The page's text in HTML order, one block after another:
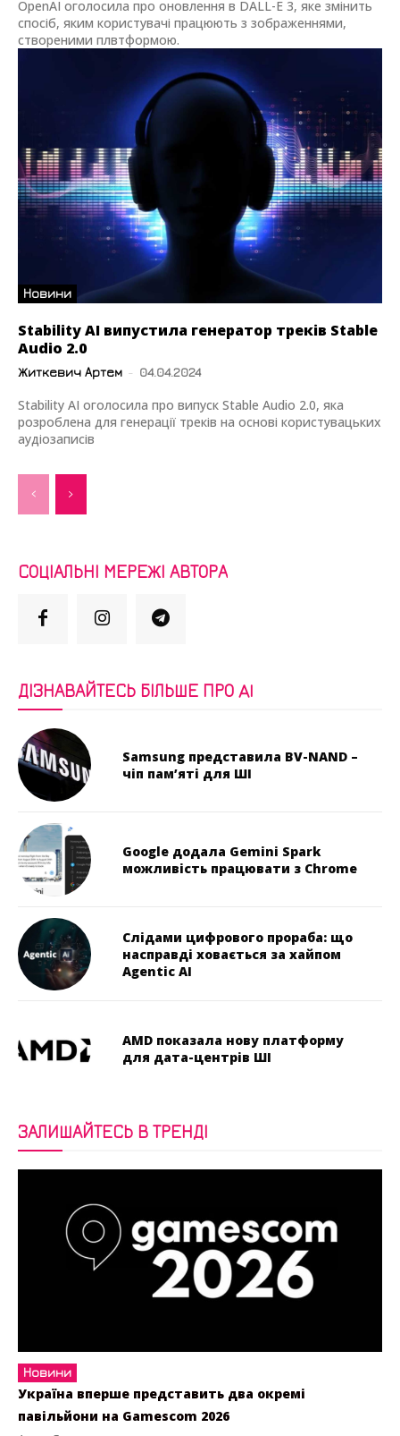
OpenAI оголосила про оновлення в DALL-E 3, яке змінить
спосіб, яким користувачі працюють з зображеннями,
створеними плвтформою.
Новини
Stability AI випустила генератор треків Stable
Audio 2.0
Житкевич Артем - 04.04.2024
Stability AI оголосила про випуск Stable Audio 2.0, яка
розроблена для генерації треків на основі користувацьких
аудіозаписів
СОЦІАЛЬНІ МЕРЕЖІ АВТОРА
ДІЗНАВАЙТЕСЬ БІЛЬШЕ ПРО AI
Samsung представила BV-NAND –
чіп пам’яті для ШІ
Google додала Gemini Spark
можливість працювати з Chrome
Слідами цифрового прораба: що
насправді ховається за хайпом
Agentic AI
AMD показала нову платформу
для дата-центрів ШІ
ЗАЛИШАЙТЕСЬ В ТРЕНДІ
Новини
Україна вперше представить два окремі
павільйони на Gamescom 2026